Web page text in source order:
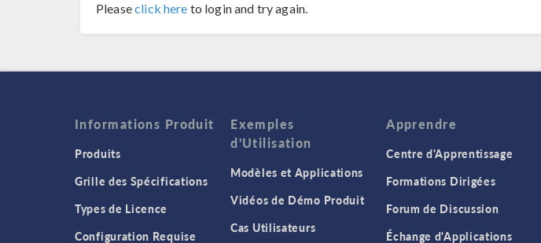
Pleaseclick here to login and try again.
Informations Produit
Produits
Grille des Spécifications
Types de Licence
Configuration Requise
Exemples
d'Utilisation
Modèles et Applications
Vidéos de Démo Produit
Cas Utilisateurs
Apprendre
Centre d'Apprentissage
Formations Dirigées
Forum de Discussion
Échange d'Applications